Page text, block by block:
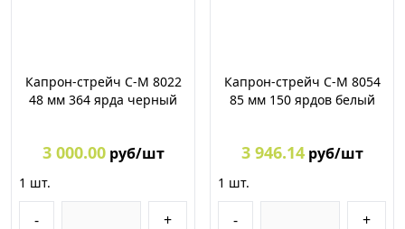
Капрон-стрейч С-М 8022
48 мм 364 ярда черный
3 000.00 руб/шт
1 шт.
- +
Капрон-стрейч С-М 8054
85 мм 150 ярдов белый
3 946.14 руб/шт
1 шт.
- +